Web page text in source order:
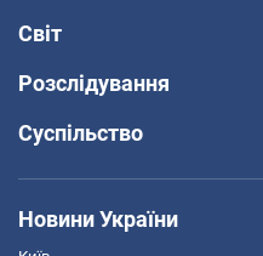
Світ
Розслідування
Суспільство
Новини України